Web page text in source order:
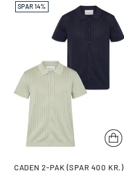
SPAR 14%
CADEN 2-PAK (SPAR 400 KR.)